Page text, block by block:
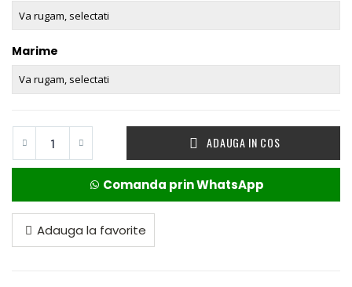
Marime
ADAUGA IN COS
Comanda prin WhatsApp
Adauga la favorite